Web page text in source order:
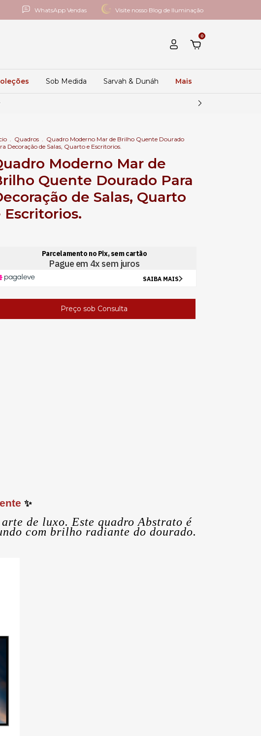
WhatsApp Vendas Visite nosso Blog de Iluminação
0
Sob Medida Sarvah & Dunáh Mais
. Quadros . Quadro Moderno Mar de Brilho Quente Dourado
Decoração de Salas, Quarto e Escritorios.
Moderno Mar de
Quente Dourado Para
de Salas, Quarto
Escritorios.
✨
de luxo. Este quadro Abstrato é
com brilho radiante do dourado.